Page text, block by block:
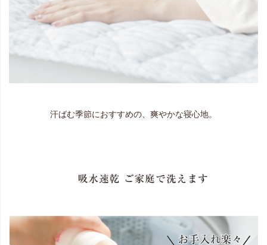
汗ばむ季節におすすめの、爽やかな寝心地。